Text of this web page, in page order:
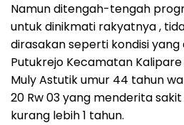
Namun ditengah-tengah
untuk dinikmati rakyatnya ,
dirasakan seperti kondisi
Putukrejo Kecamatan
Muly Astutik umur 44 tahun
20 Rw 03 yang menderita
kurang lebih 1 tahun.